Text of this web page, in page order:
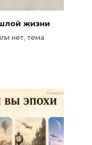
жизни
нет, тема